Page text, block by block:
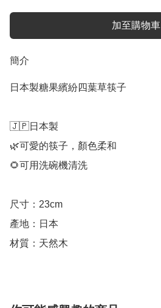
加至購物車
簡介
日本製糖果繽紛四葉草筷子
🇯🇵日本製
🌿可愛的筷子，顏色柔和
🌻可用洗碗機清洗
尺寸：23cm
產地：日本
材質：天然木